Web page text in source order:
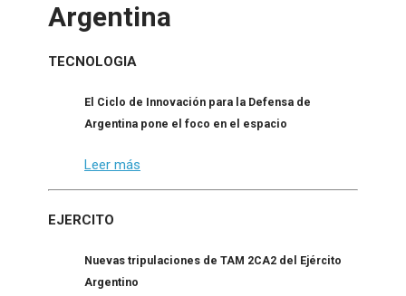
Argentina
TECNOLOGIA
El Ciclo de Innovación para la Defensa de
Argentina pone el foco en el espacio
Leer más
EJERCITO
Nuevas tripulaciones de TAM 2CA2 del Ejército
Argentino